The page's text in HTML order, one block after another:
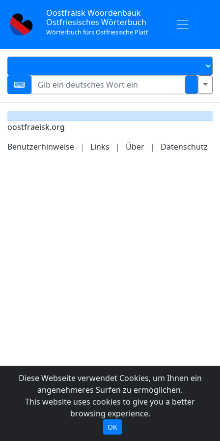
Oostfräisk Woordenbauk
Ostfriesisches Wörterbuch
Wörterbuch fürs Ostfriesische Platt
oostfraeisk.org
Benutzerhinweise
| Links | Über | Datenschutz
Diese Webseite verwendet Cookies, um Ihnen ein
angenehmeres Surfen zu ermöglichen.
This website uses cookies to give you a better
browsing experience.
OK